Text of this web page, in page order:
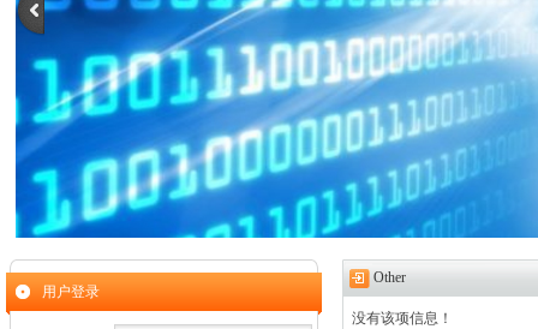
Other
没有该项信息！
用户登录